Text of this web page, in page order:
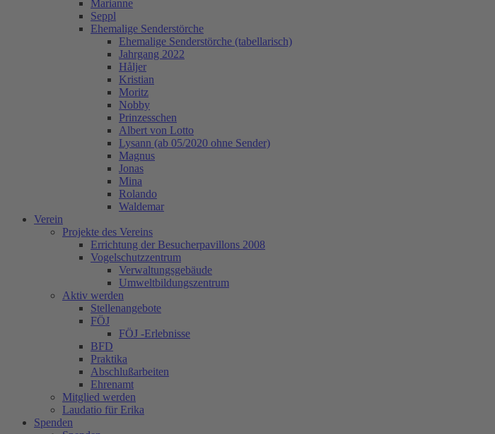
Marianne
Seppl
Ehemalige Senderstörche
Ehemalige Senderstörche (tabellarisch)
Jahrgang 2022
Håljer
Kristian
Moritz
Nobby
Prinzesschen
Albert von Lotto
Lysann (ab 05/2020 ohne Sender)
Magnus
Jonas
Mina
Rolando
Waldemar
Verein
Projekte des Vereins
Errichtung der Besucherpavillons 2008
Vogelschutzzentrum
Verwaltungsgebäude
Umweltbildungszentrum
Aktiv werden
Stellenangebote
FÖJ
FÖJ -Erlebnisse
BFD
Praktika
Abschlußarbeiten
Ehrenamt
Mitglied werden
Laudatio für Erika
Spenden